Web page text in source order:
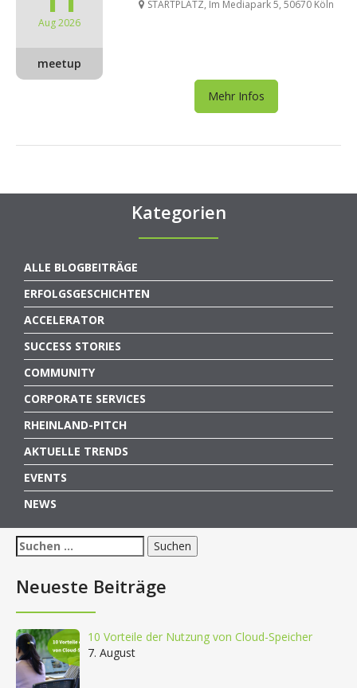
Aug 2026
meetup
STARTPLATZ, Im Mediapark 5, 50670 Köln
Mehr Infos
Kategorien
ALLE BLOGBEITRÄGE
ERFOLGSGESCHICHTEN
ACCELERATOR
SUCCESS STORIES
COMMUNITY
CORPORATE SERVICES
RHEINLAND-PITCH
AKTUELLE TRENDS
EVENTS
NEWS
Suchen
nach:
Neueste Beiträge
10 Vorteile der Nutzung von Cloud-Speicher
7. August